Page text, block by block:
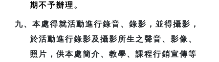
期不予辦理。
九、本處得就活動進行錄音、錄影，並得攝影，
於活動進行錄影及攝影所生之聲音、影像、
照片，供本處簡介、教學、課程行銷宣傳等